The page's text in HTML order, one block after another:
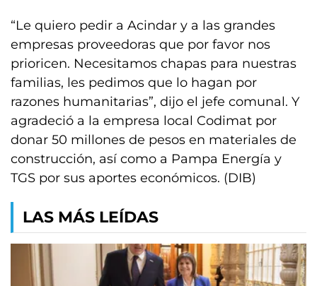
“Le quiero pedir a Acindar y a las grandes
empresas proveedoras que por favor nos
prioricen. Necesitamos chapas para nuestras
familias, les pedimos que lo hagan por
razones humanitarias”, dijo el jefe comunal. Y
agradeció a la empresa local Codimat por
donar 50 millones de pesos en materiales de
construcción, así como a Pampa Energía y
TGS por sus aportes económicos. (DIB)
LAS MÁS LEÍDAS